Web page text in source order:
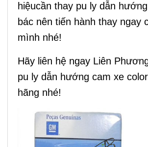
hiệucần thay pu ly dẫn
bác nên tiến hành thay ngay
mình nhé!
Hãy liên hệ ngay Liên
pu ly dẫn hướng cam xe
hãng nhé!